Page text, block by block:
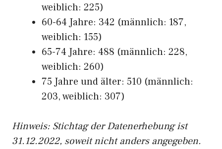
weiblich: 225)
60-64 Jahre: 342 (männlich: 187,
weiblich: 155)
65-74 Jahre: 488 (männlich: 228,
weiblich: 260)
75 Jahre und älter: 510 (männlich:
203, weiblich: 307)
Hinweis: Stichtag der Datenerhebung ist
31.12.2022, soweit nicht anders angegeben.